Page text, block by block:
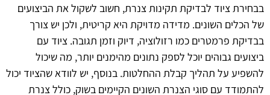
בבחירת ציוד לבדיקת תקינות צנרת, חשוב לשקול את הביצועים
של הכלים השונים. מדידה מדויקת היא קריטית, ולכן יש צורך
בבדיקת פרמטרים כמו רזולוציה, דיוק וזמן תגובה. ציוד עם
ביצועים גבוהים יוכל לספק נתונים מהימנים יותר, מה שיכול
להשפיע על תהליך קבלת ההחלטות. בנוסף, יש לוודא שהציוד יכול
להתמודד עם סוגי הצנרת השונים הקיימים בשוק, כולל צנרת